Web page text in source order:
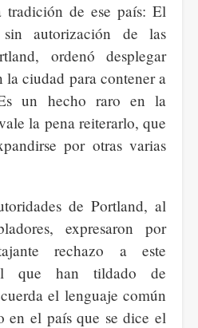
de ese país: El
sin autorización de las
ordenó desplegar
la ciudad para contener a
un hecho raro en la
la pena reiterarlo, que
por otras varias
de Portland, al
expresaron por
rechazo a este
que han tildado de
el lenguaje común
en el país que se dice el